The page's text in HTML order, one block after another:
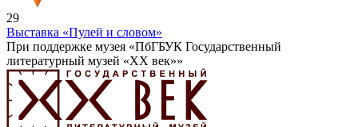
29
Выставка «Пулей и словом»
При поддержке музея «ПбГБУК Государственный
литературный музей «ХХ век»»